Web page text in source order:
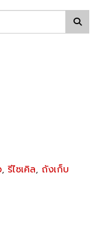
, รีไซเคิล, ถังเก็บ